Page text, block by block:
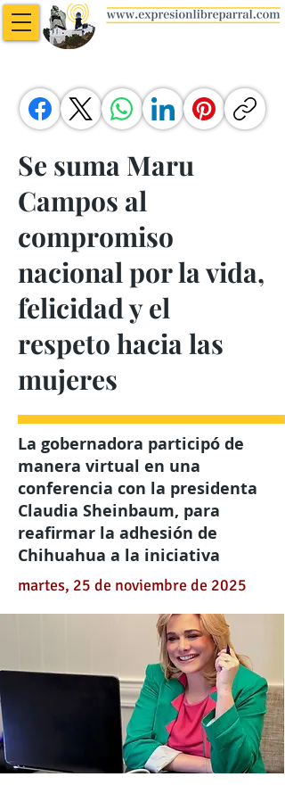
Se suma Maru
Campos al
compromiso
nacional por la vida,
felicidad y el
respeto hacia las
mujeres
La gobernadora participó de
manera virtual en una
conferencia con la presidenta
Claudia Sheinbaum, para
reafirmar la adhesión de
Chihuahua a la iniciativa
martes, 25 de noviembre de 2025